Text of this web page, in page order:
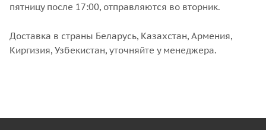
пятницу после 17:00, отправляются во вторник.
Доставка в страны Беларусь, Казахстан, Армения,
Киргизия, Узбекистан, уточняйте у менеджера.